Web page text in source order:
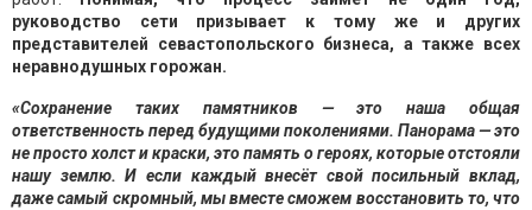
руководство сети призывает к тому же и других
представителей севастопольского бизнеса, а также всех
неравнодушных горожан.
«Сохранение таких памятников — это наша общая
ответственность перед будущими поколениями. Панорама — это
не просто холст и краски, это память о героях, которые отстояли
нашу землю. И если каждый внесёт свой посильный вклад,
даже самый скромный, мы вместе сможем восстановить то, что